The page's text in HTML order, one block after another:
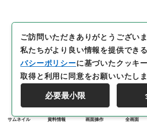
サムネイル 資料情報 画面操作 全画面
ご訪問いただきありがとうございま
私たちがより良い情報を提供できる
バシーポリシーに基づいたクッキ
取得と利用に同意をお願いいたしま
必要最小限